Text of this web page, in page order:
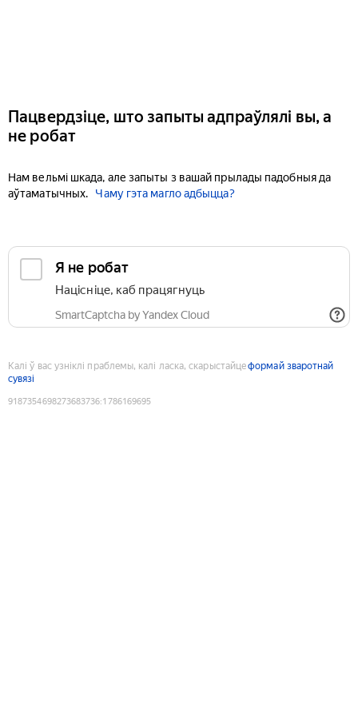
Пацвердзіце, што запыты адпраўлялі вы, а
не робат
Нам вельмі шкада, але запыты з вашай прылады падобныя да
аўтаматычных.
Чаму гэта магло адбыцца?
Я не робат
Націсніце, каб працягнуць
SmartCaptcha by Yandex Cloud
Калі ў вас узніклі праблемы, калі ласка, скарыстайцеформай зваротнай
сувязі
9187354698273683736:1786169695